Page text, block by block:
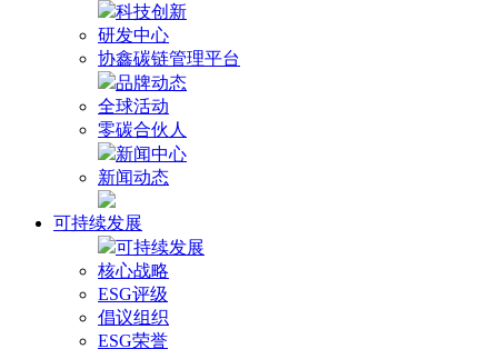
科技创新
研发中心
协鑫碳链管理平台
品牌动态
全球活动
零碳合伙人
新闻中心
新闻动态
可持续发展
可持续发展
核心战略
ESG评级
倡议组织
ESG荣誉